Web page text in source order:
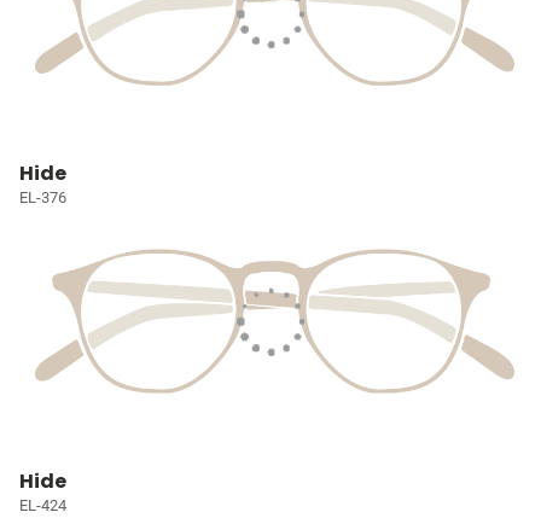
Hide
EL-376
Hide
EL-424